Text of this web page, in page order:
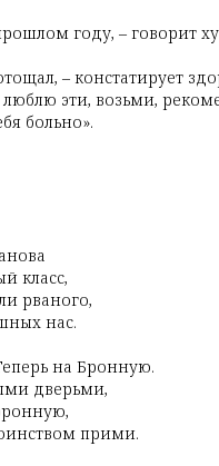
году, – говорит
– констатирует
эти, возьми,
больно».
класс,
рваного,
нас.
на Бронную.
дверьми,
прими.